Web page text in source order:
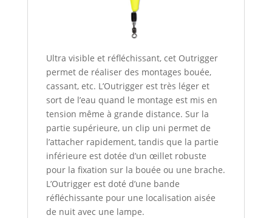
Ultra visible et réfléchissant, cet Outrigger
permet de réaliser des montages bouée,
cassant, etc. L’Outrigger est très léger et
sort de l’eau quand le montage est mis en
tension même à grande distance. Sur la
partie supérieure, un clip uni permet de
l’attacher rapidement, tandis que la partie
inférieure est dotée d’un œillet robuste
pour la fixation sur la bouée ou une brache.
L’Outrigger est doté d’une bande
réfléchissante pour une localisation aisée
de nuit avec une lampe.